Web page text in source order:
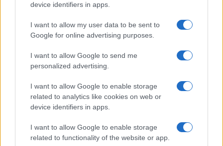
device identifiers in apps.
I want to allow my user data to be sent to
Google for online advertising purposes.
I want to allow Google to send me
personalized advertising.
I want to allow Google to enable storage
related to analytics like cookies on web or
device identifiers in apps.
I want to allow Google to enable storage
related to functionality of the website or app.
Lunedì, a seguito dell’approvazione,le azioni di
Biogen si sono apprezzate di oltre il 38
percento, aggiungendo alla capitalizzazione
della compagnia 16 miliardi di dollari
. Anche le
sviluppando anticorpi monoclonali anti β-amiloide
hanno guadagnato terreno.